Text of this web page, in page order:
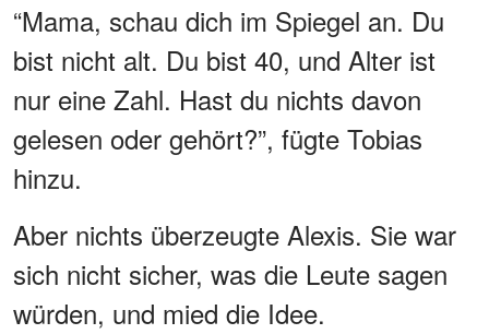
“Mama, schau dich im Spiegel an. Du
bist nicht alt. Du bist 40, und Alter ist
nur eine Zahl. Hast du nichts davon
gelesen oder gehört?”, fügte Tobias
hinzu.
Aber nichts überzeugte Alexis. Sie war
sich nicht sicher, was die Leute sagen
würden, und mied die Idee.